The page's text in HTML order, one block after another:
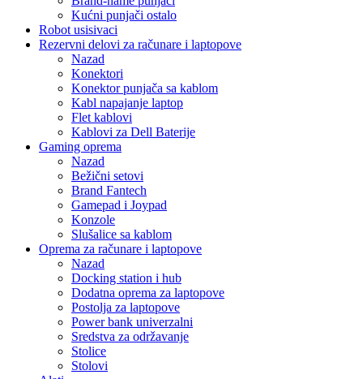
Kućni punjači ostalo
Robot usisivaci
Rezervni delovi za računare i laptopove
Nazad
Konektori
Konektor punjača sa kablom
Kabl napajanje laptop
Flet kablovi
Kablovi za Dell Baterije
Gaming oprema
Nazad
Bežični setovi
Brand Fantech
Gamepad i Joypad
Konzole
Slušalice sa kablom
Oprema za računare i laptopove
Nazad
Docking station i hub
Dodatna oprema za laptopove
Postolja za laptopove
Power bank univerzalni
Sredstva za održavanje
Stolice
Stolovi